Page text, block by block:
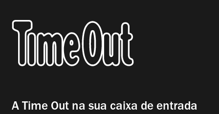
A Time Out na sua caixa de entrada